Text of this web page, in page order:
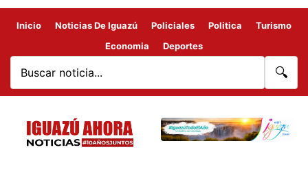
Inicio Noticias De Iguazú Policiales Politica
Turismo
Economia
Deportes
🔍